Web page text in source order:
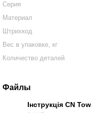
Серия
Материал
Штрихкод
Вес в упаковке, кг
Количество деталей
Файлы
Інструкція CN